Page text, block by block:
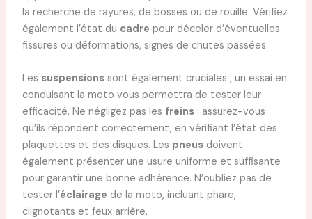
la recherche de rayures, de bosses ou de rouille. Vérifiez
également l’état du cadre pour déceler d’éventuelles
fissures ou déformations, signes de chutes passées.
Les suspensionssont également cruciales ; un essai en
conduisant la moto vous permettra de tester leur
efficacité. Ne négligez pas les freins: assurez-vous
qu’ils répondent correctement, en vérifiant l’état des
plaquettes et des disques. Les pneusdoivent
également présenter une usure uniforme et suffisante
pour garantir une bonne adhérence. N’oubliez pas de
tester l’éclairage de la moto, incluant phare,
clignotants et feux arrière.